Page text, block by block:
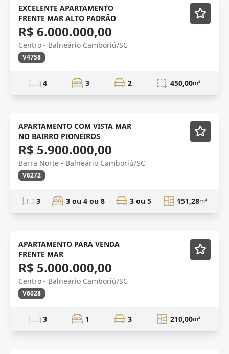
Mobiliado
EXCELENTE APARTAMENTO
FRENTE MAR ALTO PADRÃO
R$ 6.000.000,00
Centro - Balneário Camboriú/SC
V4758
4 3 2 450,00m²
VENDA Mobiliado
APARTAMENTO COM VISTA MAR
NO BAIRRO PIONEIROS
R$ 5.900.000,00
Barra Norte - Balneário Camboriú/SC
V6272
3 3 ou 4 ou 8 3 ou 5 151,28m²
VENDA Mobiliado
APARTAMENTO PARA VENDA
FRENTE MAR
R$ 5.000.000,00
Centro - Balneário Camboriú/SC
V6028
3 1 3 210,00m²